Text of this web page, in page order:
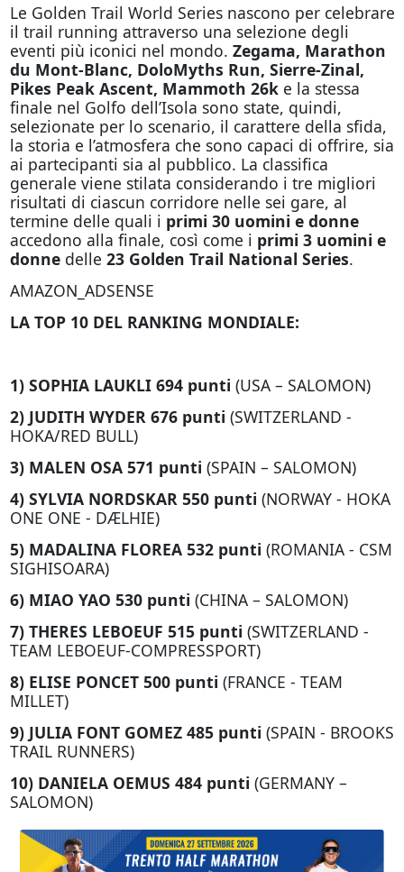
Le Golden Trail World Series nascono per celebrare
il trail running attraverso una selezione degli
eventi più iconici nel mondo. Zegama, Marathon
du Mont-Blanc, DoloMyths Run, Sierre-Zinal,
Pikes Peak Ascent, Mammoth 26k e la stessa
finale nel Golfo dell’Isola sono state, quindi,
selezionate per lo scenario, il carattere della sfida,
la storia e l’atmosfera che sono capaci di offrire, sia
ai partecipanti sia al pubblico. La classifica
generale viene stilata considerando i tre migliori
risultati di ciascun corridore nelle sei gare, al
termine delle quali i primi 30 uomini e donne
accedono alla finale, così come i primi 3 uomini e
donnedelle 23 Golden Trail National Series.
AMAZON_ADSENSE
LA TOP 10 DEL RANKING MONDIALE:
1) SOPHIA LAUKLI 694 punti (USA – SALOMON)
2) JUDITH WYDER 676 punti (SWITZERLAND -
HOKA/RED BULL)
3) MALEN OSA 571 punti (SPAIN – SALOMON)
4) SYLVIA NORDSKAR 550 punti (NORWAY - HOKA
ONE ONE - DÆLHIE)
5) MADALINA FLOREA 532 punti (ROMANIA - CSM
SIGHISOARA)
6) MIAO YAO 530 punti (CHINA – SALOMON)
7) THERES LEBOEUF 515 punti (SWITZERLAND -
TEAM LEBOEUF-COMPRESSPORT)
8) ELISE PONCET 500 punti (FRANCE - TEAM
MILLET)
9) JULIA FONT GOMEZ 485 punti (SPAIN - BROOKS
TRAIL RUNNERS)
10) DANIELA OEMUS 484 punti (GERMANY –
SALOMON)